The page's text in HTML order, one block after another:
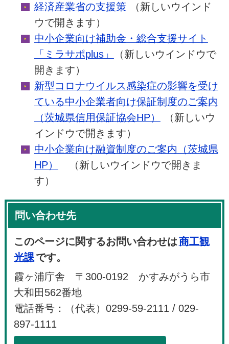
経済産業省の支援策
（新しいウインド
ウで開きます）
中小企業向け補助金・総合支援サイト
「ミラサポplus」
（新しいウインドウで
開きます）
新型コロナウイルス感染症の影響を受け
ている中小企業者向け保証制度のご案内
（茨城県信用保証協会HP）
（新しいウ
インドウで開きます）
中小企業向け融資制度のご案内（茨城県
HP）
（新しいウインドウで開きま
す）
問い合わせ先
このページに関するお問い合わせは商工観
光課です。
霞ヶ浦庁舎 〒300-0192 かすみがうら市
大和田562番地
電話番号：（代表）0299-59-2111 / 029-
897-1111